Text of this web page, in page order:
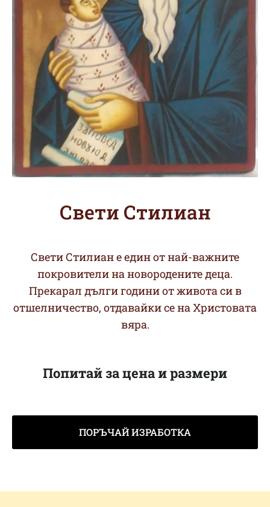
Свети Стилиан
Свети Стилиан е един от най-важните
покровители на новородените деца.
Прекарал дълги години от живота си в
отшелничество, отдавайки се на Христовата
вяра.
Попитай за цена и размери
ПОРЪЧАЙ ИЗРАБОТКА